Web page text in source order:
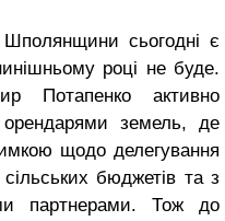
сьогодні є
році не буде.
Потапенко активно
орендарями земель, де
щодо делегування
бюджетів та з
партнерами. Тож до